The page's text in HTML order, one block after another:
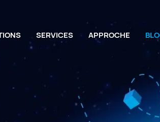
SERVICES APPROCHE